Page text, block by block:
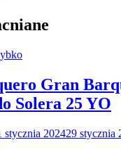
Gran
Solera 25 YO
stycznia 202429 stycznia